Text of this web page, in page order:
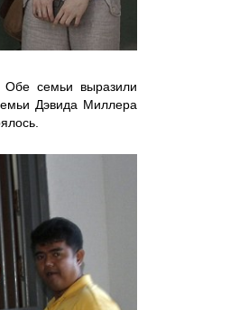
Обе семьи выразили
Дэвида Миллера